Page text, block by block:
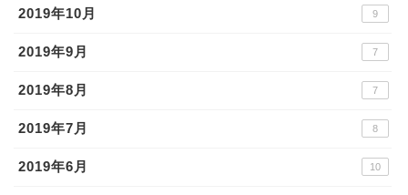
2019年10月 9
2019年9月 7
2019年8月 7
2019年7月 8
2019年6月 10